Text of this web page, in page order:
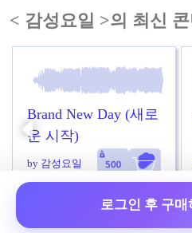
로그인 후 구매
< 감성요일 >의 최신
Brand New Day (새로
운 시작)
by 감성요일